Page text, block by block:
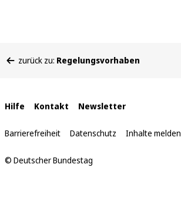
befinden
zurück zu: Regelungsvorhaben
Interne
Links
Hilfe Kontakt Newsletter
Barrierefreiheit Datenschutz Inhalte melden
© Deutscher Bundestag